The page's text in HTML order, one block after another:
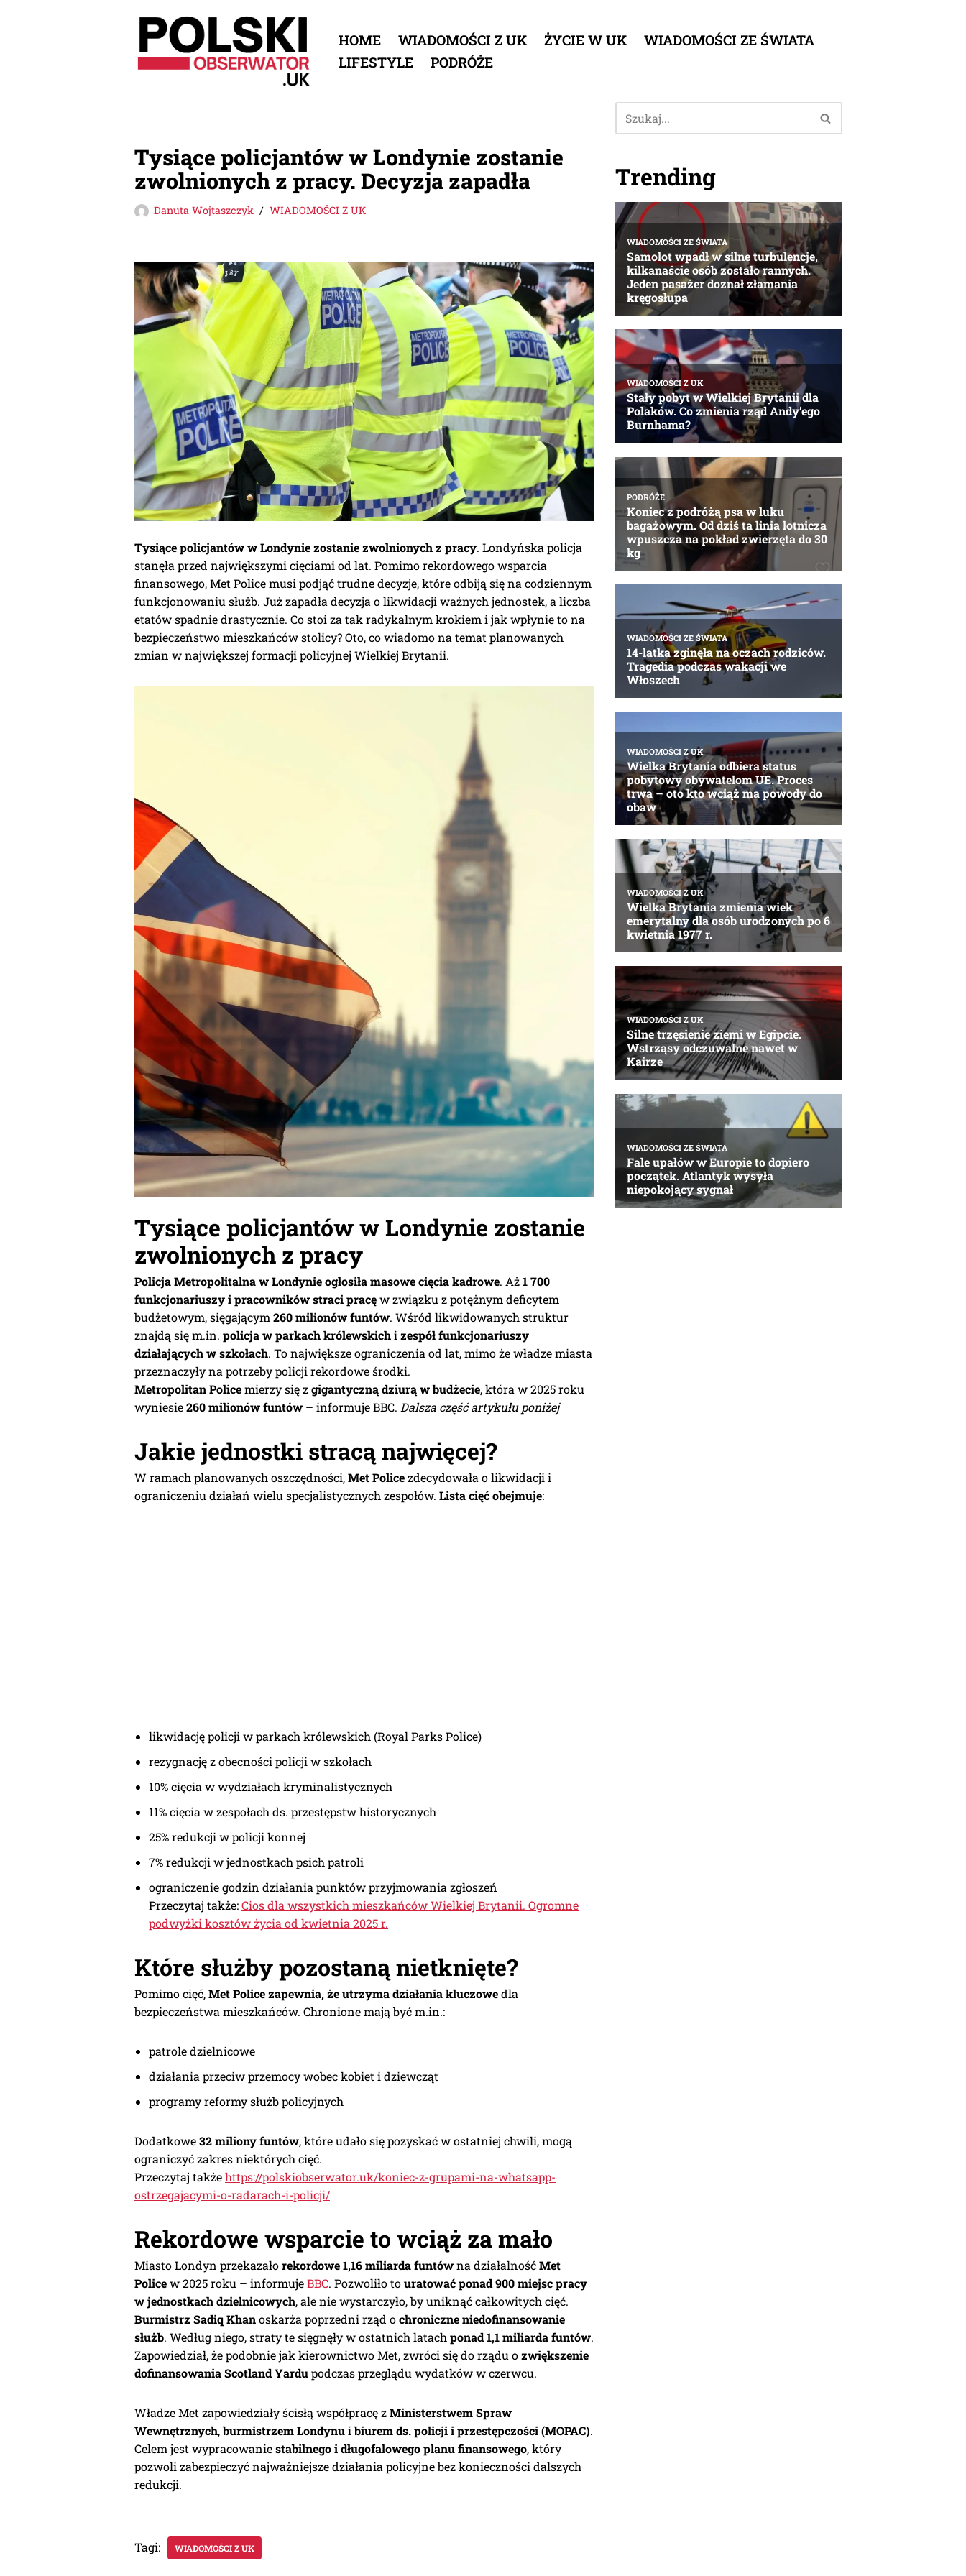
Przejdź
do
HOME WIADOMOŚCI Z UK ŻYCIE W UK
WIADOMOŚCI ZE ŚWIATA
LIFESTYLE
PODRÓŻE
Tysiące policjantów w Londynie zostanie
zwolnionych z pracy. Decyzja zapadła
Danuta Wojtaszczyk WIADOMOŚCI Z UK
Tysiące policjantów w Londynie zostanie zwolnionych z pracy. Londyńska policja
stanęła przed największymi cięciami od lat. Pomimo rekordowego wsparcia
finansowego, Met Police musi podjąć trudne decyzje, które odbiją się na codziennym
funkcjonowaniu służb. Już zapadła decyzja o likwidacji ważnych jednostek, a liczba
etatów spadnie drastycznie. Co stoi za tak radykalnym krokiem i jak wpłynie to na
bezpieczeństwo mieszkańców stolicy? Oto, co wiadomo na temat planowanych
zmian w największej formacji policyjnej Wielkiej Brytanii.
Tysiące policjantów w Londynie zostanie
zwolnionych z pracy
Policja Metropolitalna w Londynie ogłosiła masowe cięcia kadrowe. Aż1 700
funkcjonariuszy i pracowników straci pracęw związku z potężnym deficytem
budżetowym, sięgającym260 milionów funtów. Wśród likwidowanych struktur
znajdą się m.in. policja w parkach królewskichizespół funkcjonariuszy
działających w szkołach. To największe ograniczenia od lat, mimo że władze miasta
przeznaczyły na potrzeby policji rekordowe środki.
Metropolitan Policemierzy się zgigantyczną dziurą w budżecie, która w 2025 roku
wyniesie260 milionów funtów – informuje BBC. Dalsza część artykułu poniżej
Jakie jednostki stracą najwięcej?
W ramach planowanych oszczędności,Met Policezdecydowała o likwidacji i
ograniczeniu działań wielu specjalistycznych zespołów. Lista cięć obejmuje:
likwidację policji w parkach królewskich (Royal Parks Police)
rezygnację z obecności policji w szkołach
10% cięcia w wydziałach kryminalistycznych
11% cięcia w zespołach ds. przestępstw historycznych
25% redukcji w policji konnej
7% redukcji w jednostkach psich patroli
ograniczenie godzin działania punktów przyjmowania zgłoszeń
Przeczytaj także:Cios dla wszystkich mieszkańców Wielkiej Brytanii. Ogromne
podwyżki kosztów życia od kwietnia 2025 r.
Które służby pozostaną nietknięte?
Pomimo cięć,Met Police zapewnia, że utrzyma działania kluczowedla
bezpieczeństwa mieszkańców. Chronione mają być m.in.:
patrole dzielnicowe
działania przeciw przemocy wobec kobiet i dziewcząt
programy reformy służb policyjnych
Dodatkowe32 miliony funtów, które udało się pozyskać w ostatniej chwili, mogą
ograniczyć zakres niektórych cięć.
Przeczytaj takżehttps://polskiobserwator.uk/koniec-z-grupami-na-whatsapp-
ostrzegajacymi-o-radarach-i-policji/
Rekordowe wsparcie to wciąż za mało
Miasto Londyn przekazałorekordowe 1,16 miliarda funtówna działalnośćMet
Policew 2025 roku – informujeBBC. Pozwoliło touratować ponad 900 miejsc pracy
w jednostkach dzielnicowych, ale nie wystarczyło, by uniknąć całkowitych cięć.
Burmistrz Sadiq Khanoskarża poprzedni rząd ochroniczne niedofinansowanie
służb. Według niego, straty te sięgnęły w ostatnich latachponad 1,1 miliarda funtów.
Zapowiedział, że podobnie jak kierownictwo Met, zwróci się do rządu ozwiększenie
dofinansowania Scotland Yardupodczas przeglądu wydatków w czerwcu.
Władze Met zapowiedziały ścisłą współpracę zMinisterstwem Spraw
Wewnętrznych,burmistrzem Londynuibiurem ds. policji i przestępczości (MOPAC).
Celem jest wypracowaniestabilnego i długofalowego planu finansowego, który
pozwoli zabezpieczyć najważniejsze działania policyjne bez konieczności dalszych
redukcji.
Tagi: WIADOMOŚCI Z UK
Trending